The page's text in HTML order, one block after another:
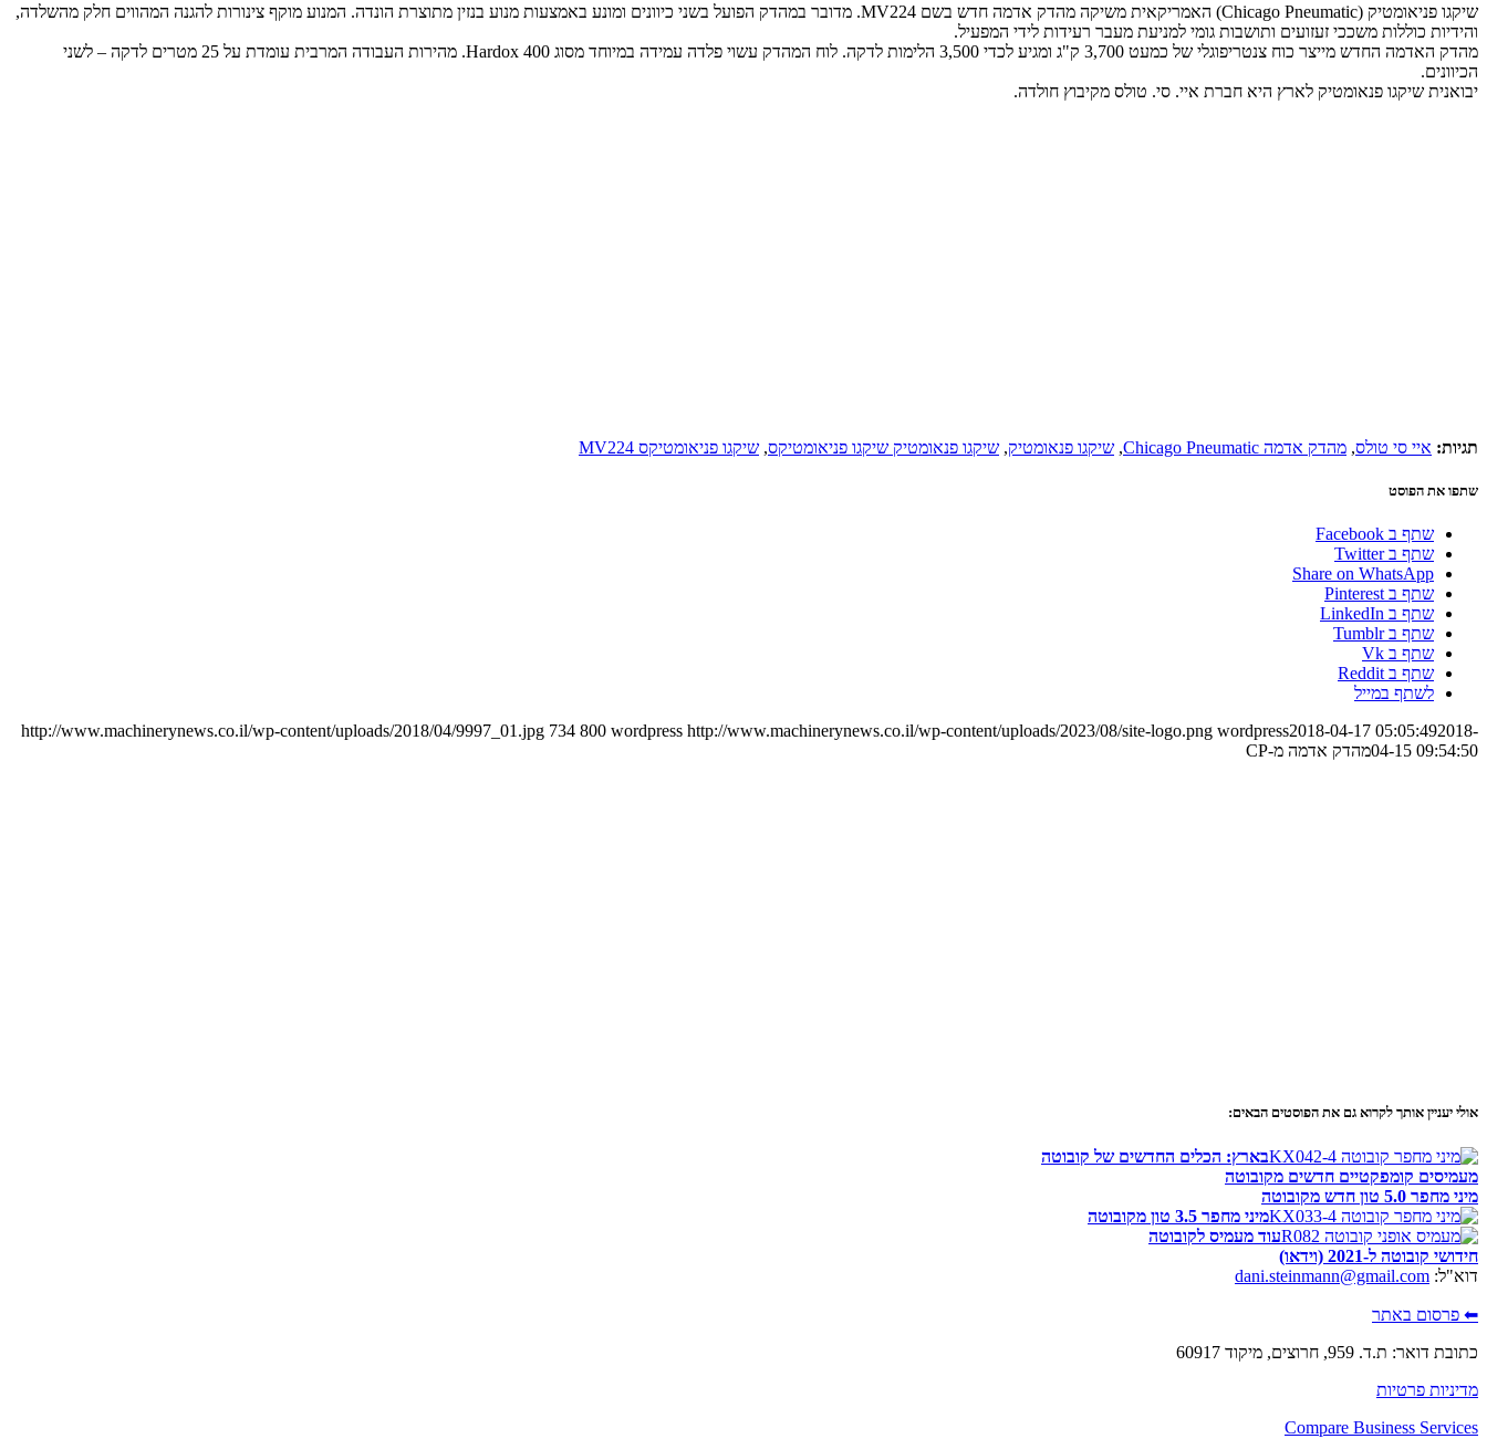
שיקגו פניאומטיק (Chicago Pneumatic) האמריקאית משיקה מהדק אדמה חדש בשם MV224. מדובר במהדק הפועל בשני כיוונים ומונע באמצעות מנוע בנזין מתוצרת הונדה. המנוע מוקף צינורות להגנה המהווים חלק מהשלדה,
והידיות כוללות משככי זעזועים ותושבות גומי למניעת מעבר רעידות לידי המפעיל.
מהדק האדמה החדש מייצר כוח צנטריפוגלי של כמעט 3,700 ק"ג ומגיע לכדי 3,500 הלימות לדקה. לוח המהדק עשוי פלדה עמידה במיוחד מסוג Hardox 400. מהירות העבודה המרבית עומדת על 25 מטרים לדקה – לשני
הכיוונים.
יבואנית שיקגו פנאומטיק לארץ היא חברת איי. סי. טולס מקיבוץ חולדה.
תגיות: איי סי טולס, מהדק אדמה Chicago Pneumatic , שיקגו פנאומטיק, שיקגו פנאומטיק שיקגו פניאומטיקס, שיקגו פניאומטיקס MV224
שתפו את הפוסט
שתף ב Facebook
שתף ב Twitter
Share on WhatsApp
שתף ב Pinterest
שתף ב LinkedIn
שתף ב Tumblr
שתף ב Vk
שתף ב Reddit
לשתף במייל
http://www.machinerynews.co.il/wp-content/uploads/2018/04/9997_01.jpg 734 800 wordpress http://www.machinerynews.co.il/wp-content/uploads/2023/08/site-logo.png wordpress2018-04-17 05:05:492018-
04-15 09:54:50מהדק אדמה מ-CP
אולי יעניין אותך לקרוא גם את הפוסטים הבאים:
בארץ: הכלים החדשים של קובוטה
מעמיסים קומפקטיים חדשים מקובוטה
מיני מחפר 5.0 טון חדש מקובוטה
מיני מחפר 3.5 טון מקובוטה
עוד מעמיס לקובוטה
חידושי קובוטה ל-2021 (וידאו)
דוא"ל: dani.steinmann@gmail.com
⬅ פרסום באתר
כתובת דואר: ת.ד. 959, חרוצים, מיקוד 60917
מדיניות פרטיות
Compare Business Services